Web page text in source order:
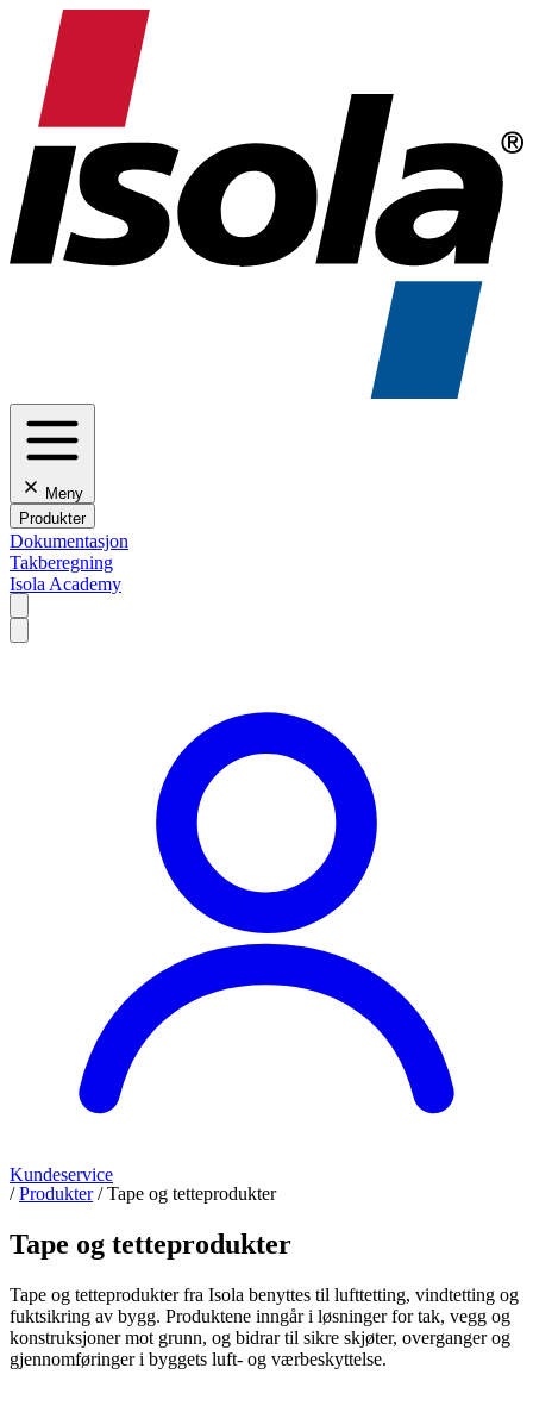
Meny
Produkter
Dokumentasjon
Takberegning
Isola Academy
Kundeservice
/ Produkter / Tape og tetteprodukter
Tape og tetteprodukter
Tape og tetteprodukter fra Isola benyttes til lufttetting, vindtetting og
fuktsikring av bygg. Produktene inngår i løsninger for tak, vegg og
konstruksjoner mot grunn, og bidrar til sikre skjøter, overganger og
gjennomføringer i byggets luft- og værbeskyttelse.